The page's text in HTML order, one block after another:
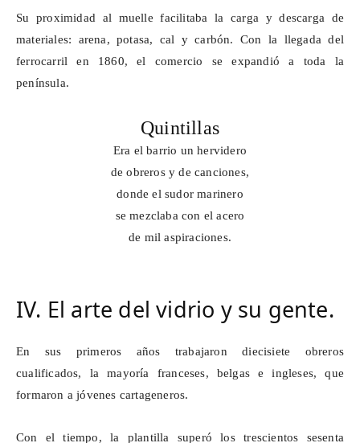
Su proximidad al muelle facilitaba la carga y descarga de
materiales: arena, potasa, cal y carbón. Con la llegada del
ferrocarril en 1860, el comercio se expandió a toda la
península.
Quintillas
Era el barrio un hervidero
de obreros y de canciones,
donde el sudor marinero
se mezclaba con el acero
de mil aspiraciones.
IV. El arte del vidrio y su gente.
En sus primeros años trabajaron diecisiete obreros
cualificados, la mayoría franceses, belgas e ingleses, que
formaron a jóvenes cartageneros.
Con el tiempo, la plantilla superó los trescientos sesenta